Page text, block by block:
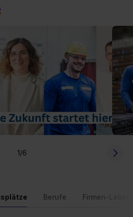
1/6
Berufe Firmen-